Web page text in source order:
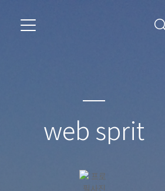
web sprit